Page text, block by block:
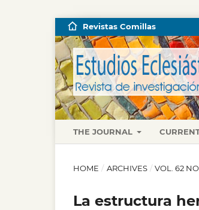
THE JOURNAL
Revistas Comillas
HOME / ARCHIVES / VOL. 62
La estructura